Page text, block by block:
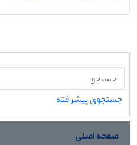
جستجوی پیشرفته
صفحه اصلی